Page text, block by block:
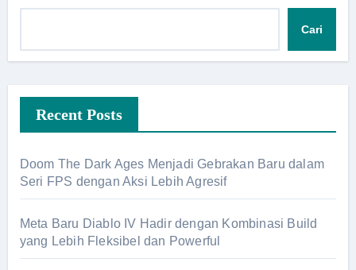
Cari
Recent Posts
Doom The Dark Ages Menjadi Gebrakan Baru dalam
Seri FPS dengan Aksi Lebih Agresif
Meta Baru Diablo IV Hadir dengan Kombinasi Build
yang Lebih Fleksibel dan Powerful